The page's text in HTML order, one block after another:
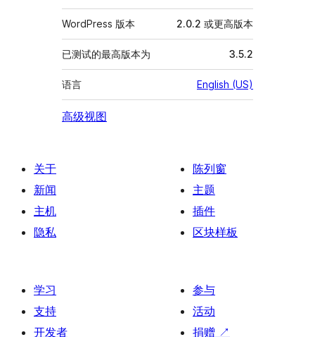
WordPress 版本 2.0.2 或更高版本
已测试的最高版本为 3.5.2
语言 English (US)
高级视图
关于
新闻
主机
隐私
陈列窗
主题
插件
区块样板
学习
支持
开发者
参与
活动
捐赠 ↗